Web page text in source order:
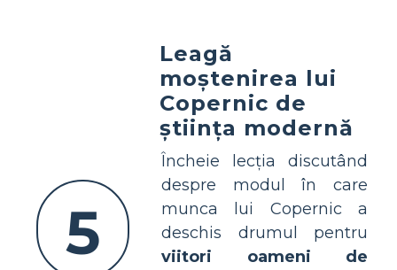
5
Leagă
moștenirea lui
Copernic de
știința modernă
Încheie lecția discutând
despre modul în care
munca lui Copernic a
deschis drumul pentru
viitori oameni de